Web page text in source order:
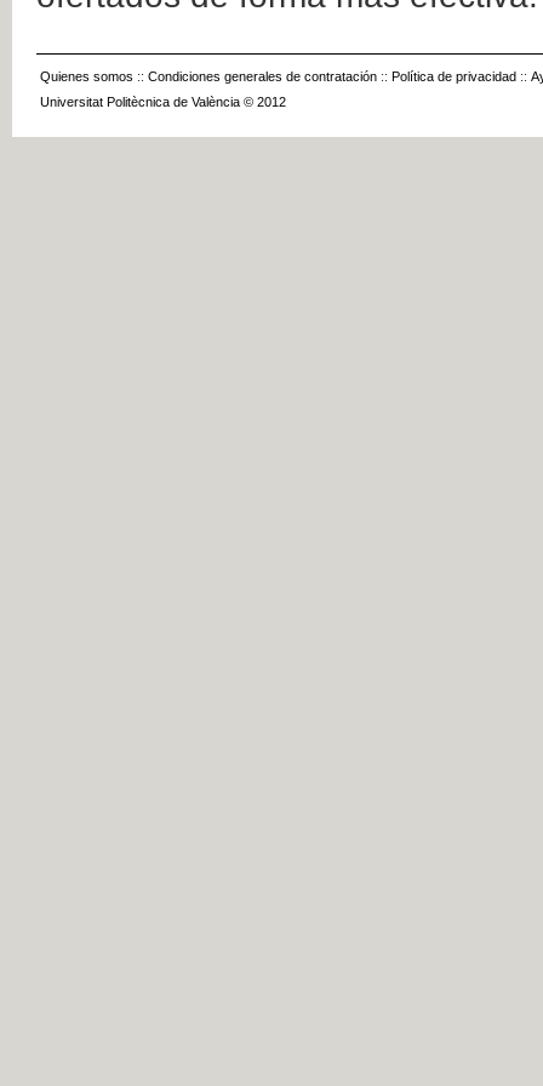
Quienes somos :: Condiciones generales de contratación :: Política de privacidad ::
Universitat Politècnica de València © 2012